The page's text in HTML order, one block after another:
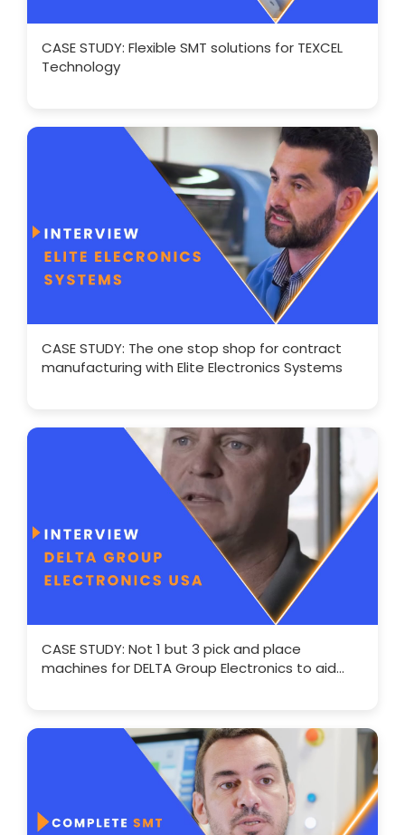
CASE STUDY: Flexible SMT solutions for TEXCEL
Technology
CASE STUDY: The one stop shop for contract
manufacturing with Elite Electronics Systems
CASE STUDY: Not 1 but 3 pick and place
machines for DELTA Group Electronics to aid